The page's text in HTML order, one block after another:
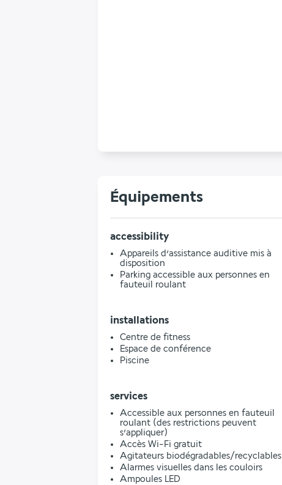
Équipements
accessibility
Appareils d’assistance auditive mis à
disposition
Parking accessible aux personnes en
fauteuil roulant
installations
Centre de fitness
Espace de conférence
Piscine
services
Accessible aux personnes en fauteuil
roulant (des restrictions peuvent
s’appliquer)
Accès Wi-Fi gratuit
Agitateurs biodégradables/recyclables
Alarmes visuelles dans les couloirs
Ampoules LED